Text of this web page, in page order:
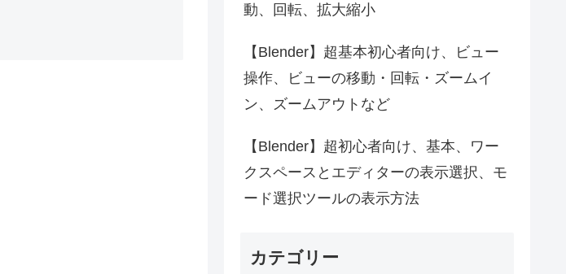
動、回転、拡大縮小
【Blender】超基本初心者向け、ビュー
操作、ビューの移動・回転・ズームイ
ン、ズームアウトなど
【Blender】超初心者向け、基本、ワー
クスペースとエディターの表示選択、モ
ード選択ツールの表示方法
カテゴリー